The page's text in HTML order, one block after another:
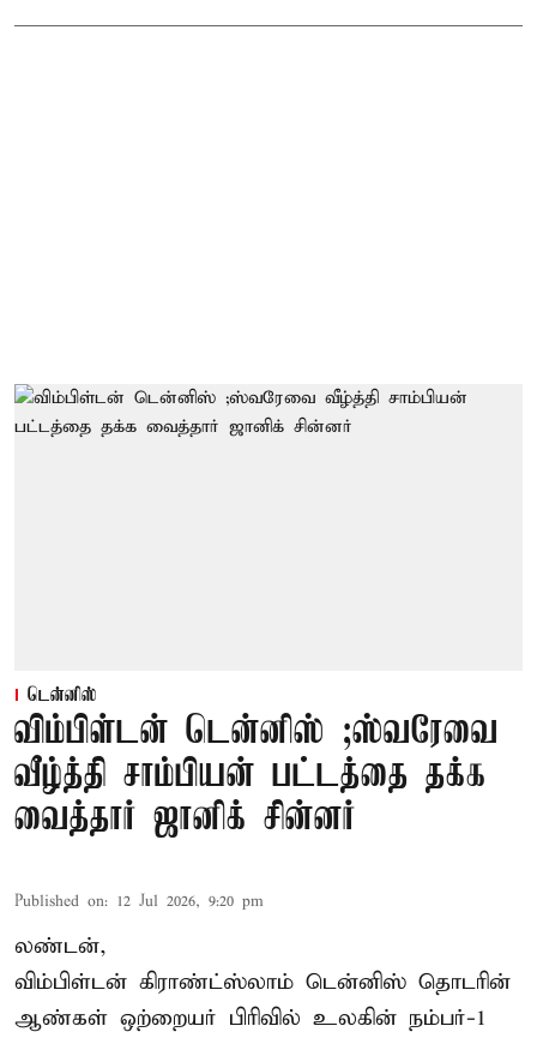
டென்னிஸ்
விம்பிள்டன் டென்னிஸ் ;ஸ்வரேவை
வீழ்த்தி சாம்பியன் பட்டத்தை தக்க
வைத்தார் ஜானிக் சின்னர்
Published on: 12 Jul 2026, 9:20 pm
லண்டன்,
விம்பிள்டன் கிராண்ட்ஸ்லாம் டென்னிஸ் தொடரின்
ஆண்கள் ஒற்றையர் பிரிவில் உலகின் நம்பர்-1